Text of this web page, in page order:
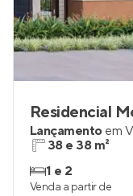
Residencial
Lançamento em
38 e 38 m²
1 e 2
Venda a partir de